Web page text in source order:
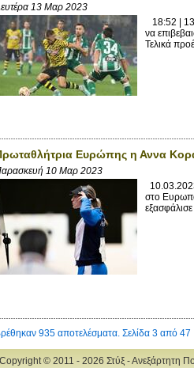
13 Μαρ 2023
18:52 |
να
Τελικά
Ευρώπης η Αννα
10 Μαρ 2023
στο
935 αποτελέσματα. Σελίδα 3 από 47
Copyright © 2011 - 2026 Στύξ - Ανεξάρτητη